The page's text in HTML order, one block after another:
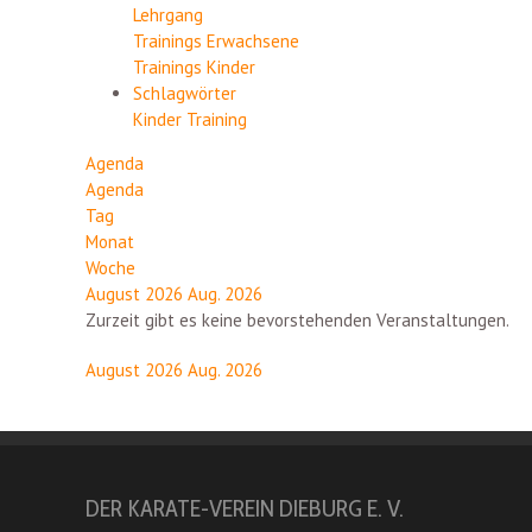
Lehrgang
Trainings Erwachsene
Trainings Kinder
Schlagwörter
Kinder Training
Agenda
Agenda
Tag
Monat
Woche
August 2026 Aug. 2026
Zurzeit gibt es keine bevorstehenden Veranstaltungen.
August 2026 Aug. 2026
DER KARATE-VEREIN DIEBURG E. V.